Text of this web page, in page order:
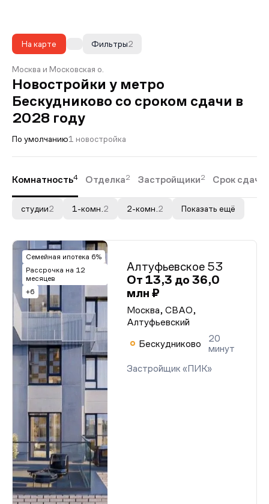
На карте 2
Фильтры
Москва и Московская о.
Новостройки у метро
Бескудниково со сроком сдачи в
2028 году
По умолчанию1 новостройка
Комнатность4 Отделка2 Застройщики2 Срок сдачи
студии2 1-комн. 2 2-комн. 2 Показать ещё
Семейная ипотека 6%
Рассрочка на 12
месяцев
+6
Алтуфьевское 53
От 13,3 до 36,0
млн ₽
Москва, СВАО,
Алтуфьевский
Бескудниково
20
минут
Застройщик «ПИК»